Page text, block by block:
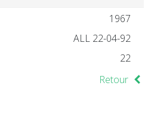
1967
ALL 22-04-92
22
Retour